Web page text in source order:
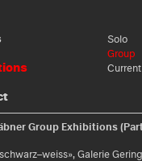
Solo
Group
Group Exhibitions
Galerie